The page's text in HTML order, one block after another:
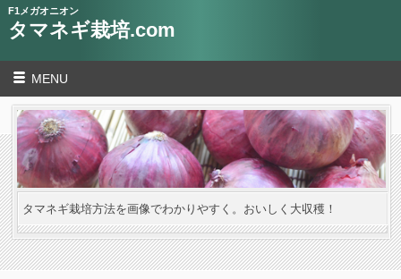
F1メガオニオン
タマネギ栽培.com
MENU
タマネギ栽培方法を画像でわかりやすく。おいしく大収穫！